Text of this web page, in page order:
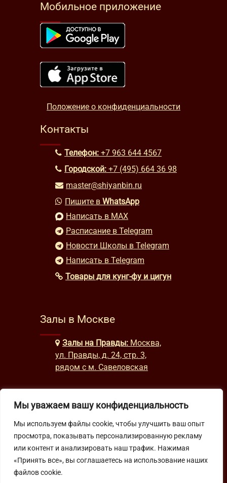
Мы уважаем вашу конфиденциальность
Мы используем файлы cookie, чтобы улучшить ваш опыт
просмотра, показывать персонализированную рекламу
или контент и анализировать наш трафик. Нажимая
«Принять все», вы соглашаетесь на использование наших
файлов cookie.
Мобильное приложение
Положение о конфиденциальности
Контакты
Телефон: +7 963 644 4567
Городской: +7 (495) 664 36 98
master@shiyanbin.ru
Пишите в WhatsApp
Написать в MAX
Расписание в Telegram
Новости Школы в Telegram
Написать в Telegram
Товары для кунг-фу и цигун
Залы в Москве
Залы на Правды: Москва,
ул. Правды, д. 24, стр. 3,
рядом с м. Савеловская
Часы работы
будни: с 9:00 до 22:00
выходные: с 10:00 до 19:30
Подпишитесь на нашу рассылку